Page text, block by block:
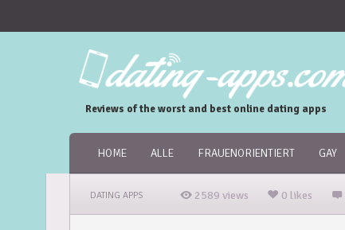
Reviews of the worst and best online dating apps
HOME ALLE FRAUENORIENTIERT GAY
DATING APPS 2589 views 0 likes